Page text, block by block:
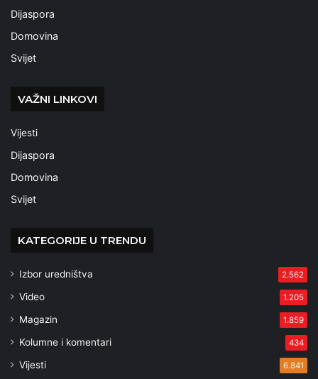
Dijaspora
Domovina
Svijet
VAŽNI LINKOVI
Vijesti
Dijaspora
Domovina
Svijet
KATEGORIJE U TRENDU
Izbor uredništva 2.562
Video 1.205
Magazin 1.859
Kolumne i komentari 434
Vijesti 6.841